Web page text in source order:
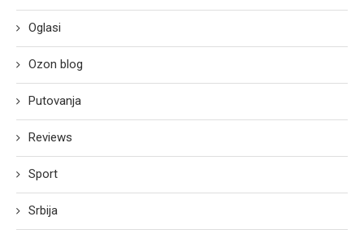
Oglasi
Ozon blog
Putovanja
Reviews
Sport
Srbija